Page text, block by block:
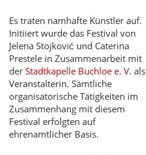
Es traten namhafte Künstler auf.
Initiiert wurde das Festival von
Jelena Stojković und Caterina
Prestele in Zusammenarbeit mit
der Stadtkapelle Buchloe e. V. als
Veranstalterin. Sämtliche
organisatorische Tätigkeiten im
Zusammenhang mit diesem
Festival erfolgten auf
ehrenamtlicher Basis.